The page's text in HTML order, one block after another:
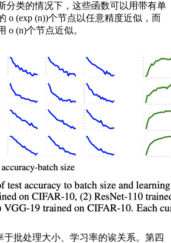
分类的情况下，这些函数可以用带有单
o (exp (n))个节点以任意精度近似，而
o (n)个节点近似。
批处理大小、学习率的诶关系。第四